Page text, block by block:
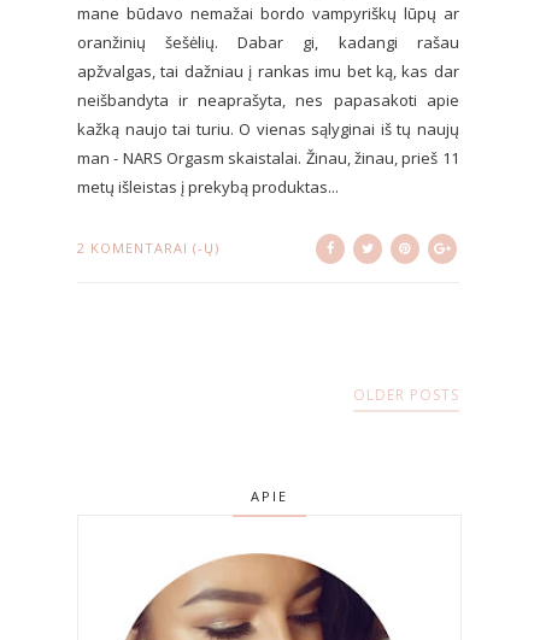
mane būdavo nemažai bordo vampyriškų lūpų ar
oranžinių šešėlių. Dabar gi, kadangi rašau
apžvalgas, tai dažniau į rankas imu bet ką, kas dar
neišbandyta ir neaprašyta, nes papasakoti apie
kažką naujo tai turiu. O vienas sąlyginai iš tų naujų
man - NARS Orgasm skaistalai. Žinau, žinau, prieš 11
metų išleistas į prekybą produktas...
2 KOMENTARAI (-Ų)
OLDER POSTS
APIE